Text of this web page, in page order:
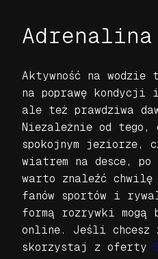
Aktywność na
na poprawę
ale też prawdziwa
Niezależnie od tego,
spokojnym jeziorze,
wiatrem na desce,
warto znaleźć
fanów sportów i
formą rozrywki mogą
online. Jeśli chcesz
skorzystaj z oferty